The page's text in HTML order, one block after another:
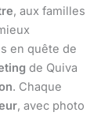
, aux familles
en quête de
de Quiva
. Chaque
, avec photo